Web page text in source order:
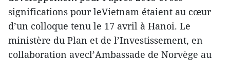
significations pour leVietnam étaient au cœur
d’un colloque tenu le 17 avril à Hanoi. Le
ministère du Plan et de l’Investissement, en
collaboration avecl’Ambassade de Norvège au